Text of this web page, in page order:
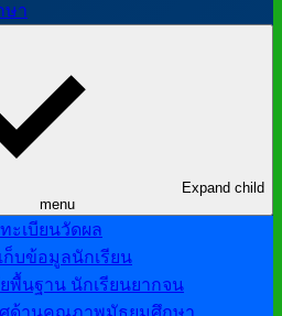
ษา
Expand child
menu
ะเบียนวัดผล
ก็บข้อมูลนักเรียน
พื้นฐาน นักเรียนยากจน
ศด้านคุณภาพมัธยมศึกษา